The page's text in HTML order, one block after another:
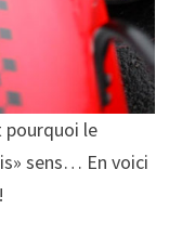
pourquoi le
sens… En voici